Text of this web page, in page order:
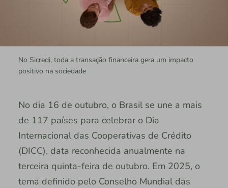
No Sicredi, toda a transação financeira gera um impacto
positivo na sociedade
No dia 16 de outubro, o Brasil se une a mais
de 117 países para celebrar o Dia
Internacional das Cooperativas de Crédito
(DICC), data reconhecida anualmente na
terceira quinta-feira de outubro. Em 2025, o
tema definido pelo Conselho Mundial das